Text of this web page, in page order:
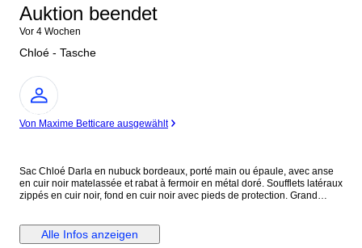
Auktion beendet
Vor 4 Wochen
Chloé - Tasche
Experte
Von Maxime Betticare ausgewählt
Sac Chloé Darla en nubuck bordeaux, porté main ou épaule, avec anse
en cuir noir matelassée et rabat à fermoir en métal doré. Soufflets latéraux
zippés en cuir noir, fond en cuir noir avec pieds de protection. Grand
des ventes privées. Légère patine du nubuck signalée.
Alle Infos anzeigen